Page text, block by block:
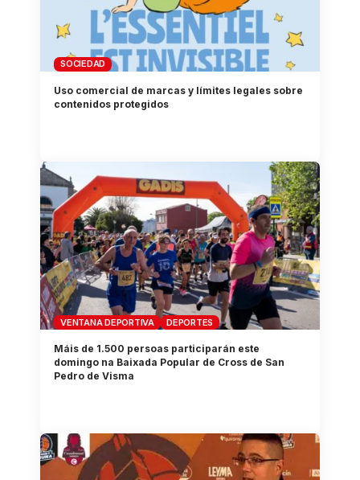
SOCIEDAD
Uso comercial de marcas y límites legales sobre
contenidos protegidos
VENTANA DEPORTIVA DEPORTES
Máis de 1.500 persoas participarán este
domingo na Baixada Popular de Cross de San
Pedro de Visma